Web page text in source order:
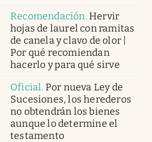
Recomendación.Hervir
hojas de laurel con ramitas
de canela y clavo de olor |
Por qué recomiendan
hacerlo y para qué sirve
Oficial. Por nueva Ley de
Sucesiones, los herederos
no obtendrán los bienes
aunque lo determine el
testamento